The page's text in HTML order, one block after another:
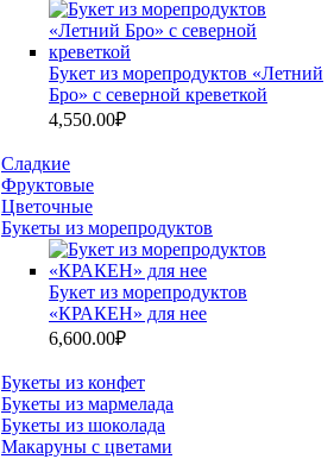
Букет из морепродуктов «Летний
Бро» с северной креветкой
4,550.00₽
Сладкие
Фруктовые
Цветочные
Букеты из морепродуктов
Букет из морепродуктов
«КРАКЕН» для нее
6,600.00₽
Букеты из конфет
Букеты из мармелада
Букеты из шоколада
Макаруны с цветами